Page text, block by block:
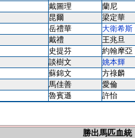
戴圖理 蘭尼
昆爾 梁定華
岳禮華 大衛希斯
戴禮 王兆旦
史提芬 約翰摩亞
談樹文 姚本輝
蘇錦文 方祿麟
馬佳善 愛倫
魯賓遜
許怡
勝出馬匹血統